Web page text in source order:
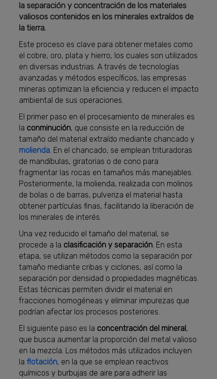
la separación y concentración de los materiales
valiosos contenidos en los minerales extraídos de
la tierra.
Este proceso es clave para obtener metales como
el cobre, oro, plata y hierro, los cuales son utilizados
en diversas industrias. A través de tecnologías
avanzadas y métodos específicos, las empresas
mineras optimizan la eficiencia y reducen el impacto
ambiental de sus operaciones.
El primer paso en el procesamiento de minerales es
la conminución, que consiste en la reducción de
tamaño del material extraído mediante chancado y
molienda. En el chancado, se emplean trituradoras
de mandíbulas, giratorias o de cono para
fragmentar las rocas en tamaños más manejables.
Posteriormente, la molienda, realizada con molinos
de bolas o de barras, pulveriza el material hasta
obtener partículas finas, facilitando la liberación de
los minerales de interés.
Una vez reducido el tamaño del material, se
procede a la clasificación y separación. En esta
etapa, se utilizan métodos como la separación por
tamaño mediante cribas y ciclones, así como la
separación por densidad o propiedades magnéticas.
Estas técnicas permiten dividir el material en
fracciones homogéneas y eliminar impurezas que
podrían afectar los procesos posteriores.
El siguiente paso es la concentración del mineral,
que busca aumentar la proporción del metal valioso
en la mezcla. Los métodos más utilizados incluyen
laflotación, en la que se emplean reactivos
químicos y burbujas de aire para adherir las